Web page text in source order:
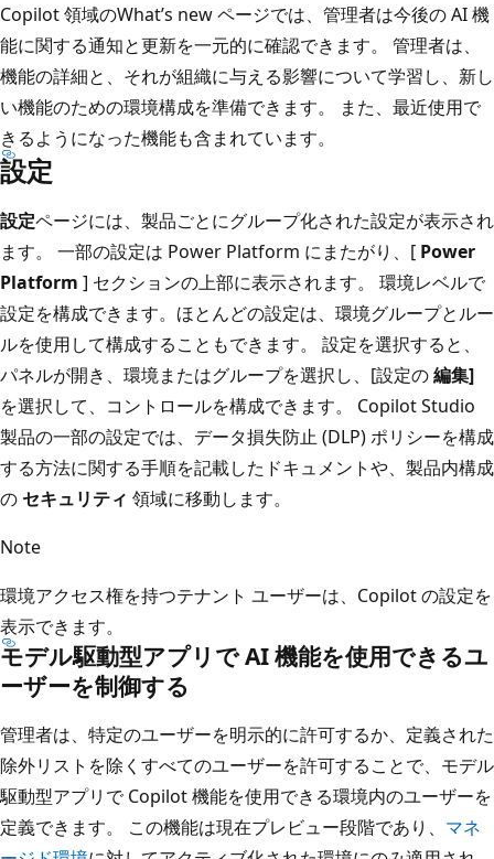
Copilot領域のWhat’s newページでは、管理者は今後の AI 機
能に関する通知と更新を一元的に確認できます。 管理者は、
機能の詳細と、それが組織に与える影響について学習し、新し
い機能のための環境構成を準備できます。 また、最近使用で
きるようになった機能も含まれています。
設定
設定ページには、製品ごとにグループ化された設定が表示され
ます。 一部の設定は Power Platform にまたがり、[ Power
Platform ] セクションの上部に表示されます。 環境レベルで
設定を構成できます。ほとんどの設定は、環境グループとルー
ルを使用して構成することもできます。 設定を選択すると、
パネルが開き、環境またはグループを選択し、[設定の編集]
を選択して、コントロールを構成できます。 Copilot Studio
製品の一部の設定では、データ損失防止 (DLP) ポリシーを構成
する方法に関する手順を記載したドキュメントや、製品内構成
の セキュリティ 領域に移動します。
Note
環境アクセス権を持つテナント ユーザーは、Copilot の設定を
表示できます。
モデル駆動型アプリで AI 機能を使用できるユ
ーザーを制御する
管理者は、特定のユーザーを明示的に許可するか、定義された
除外リストを除くすべてのユーザーを許可することで、モデル
駆動型アプリで Copilot 機能を使用できる環境内のユーザーを
定義できます。 この機能は現在プレビュー段階であり、 マネ